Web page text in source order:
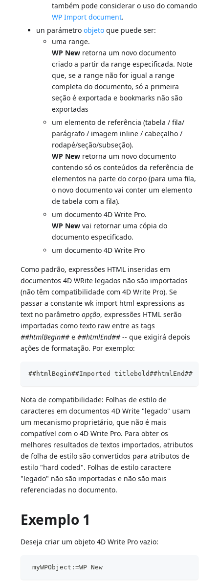
também pode considerar o uso do comando
WP Import document.
un parámetroobjeto que puede ser:
uma range.
WP New retorna um novo documento
criado a partir da range especificada. Note
que, se a range não for igual a range
completa do documento, só a primeira
seção é exportada e bookmarks não são
exportadas
um elemento de referência (tabela / fila/
parágrafo / imagem inline / cabeçalho /
rodapé/seção/subseção).
WP New retorna um novo documento
contendo só os conteúdos da referência de
elementos na parte do corpo (para uma fila,
o novo documento vai conter um elemento
de tabela com a fila).
um documento 4D Write Pro.
WP New vai retornar uma cópia do
documento especificado.
um documento 4D Write Pro
Como padrão, expressões HTML inseridas em
documentos 4D WRite legados não são importados
(não têm compatibilidade com 4D Write Pro). Se
passar a constante wk import html expressions as
text no parâmetroopção, expressões HTML serão
importadas como texto raw entre as tags
##htmlBegin##e##htmlEnd##-- que exigirá depois
ações de formatação. Por exemplo:
##htmlBegin##Imported titlebold##htmlEnd##
Nota de compatibilidade: Folhas de estilo de
caracteres em documentos 4D Write "legado" usam
um mecanismo proprietário, que não é mais
compatível com o 4D Write Pro. Para obter os
melhores resultados de textos importados, atributos
de folha de estilo são convertidos para atributos de
estilo "hard coded". Folhas de estilo caractere
"legado" não são importadas e não são mais
referenciadas no documento.
Exemplo 1
Deseja criar um objeto 4D Write Pro vazio:
myWPObject:=WP New